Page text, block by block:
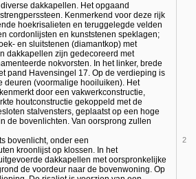
dakkapellen. Het opgaand
Kenmerkend voor deze rijk
hoekrisalieten en teruggelegde velden
cordonlijsten en kunststenen speklagen;
en sluitstenen (diamantkop) met
dakkapellen zijn gedecoreerd met
nokvorsten. In het linker, brede
pand Havensingel 17. Op de verdieping is
deuren (voormalige hooiluiken). Het
door een vakwerkconstructie,
houtconstructie gekoppeld met de
stalvensters, geplaatst op een hoge
de bovenlichten. Van oorsprong zullen
bovenlicht, onder een
kroonlijst op klossen. In het
dakkapellen met oorspronkelijke
de voordeur naar de bovenwoning. Op
2